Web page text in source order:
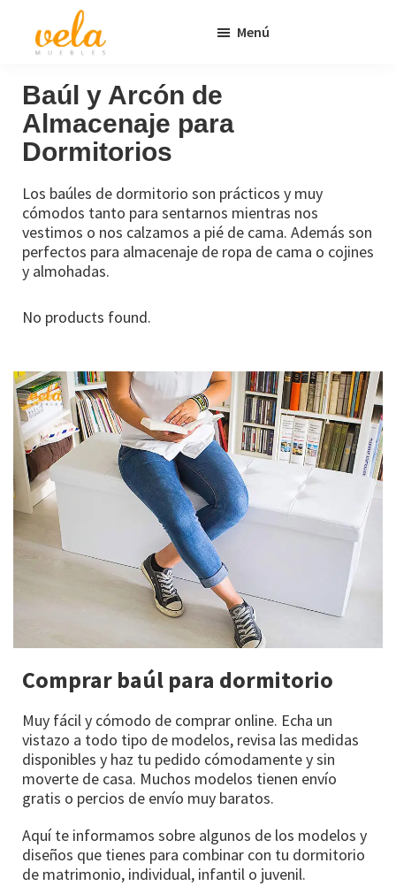
principal
página
Muebles
Baratos
Online
Outlet
Menú
Baúl y Arcón de
Almacenaje para
Dormitorios
Los baúles de dormitorio son prácticos y muy
cómodos tanto para sentarnos mientras nos
vestimos o nos calzamos a pié de cama. Además son
perfectos para almacenaje de ropa de cama o cojines
y almohadas.
No products found.
Comprar baúl para dormitorio
Muy fácil y cómodo de comprar online. Echa un
vistazo a todo tipo de modelos, revisa las medidas
disponibles y haz tu pedido cómodamente y sin
moverte de casa. Muchos modelos tienen envío
gratis o percios de envío muy baratos.
Aquí te informamos sobre algunos de los modelos y
diseños que tienes para combinar con tu dormitorio
de matrimonio, individual, infantil o juvenil.